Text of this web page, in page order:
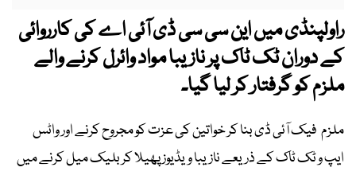
راولپنڈی میں این سی سی ڈی آئی اے کی کارروائی
کے دوران ٹک ٹاک پر نازیبا مواد وائرل کرنے والے
ملزم کو گرفتار کر لیا گیا۔
ملزم فیک آئی ڈی بنا کر خواتین کی عزت کو مجروح کرنے اور واٹس
ایپ و ٹک ٹاک کے ذریعے نازیبا ویڈیوز پھیلا کر بلیک میل کرنے میں